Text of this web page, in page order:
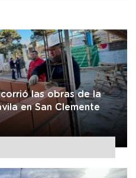
las obras de la
en San Clemente